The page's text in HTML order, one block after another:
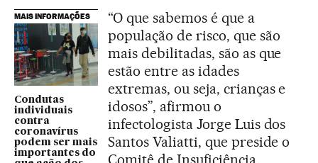
MAIS INFORMAÇÕES
Condutas
individuais
contra
coronavírus
podem ser mais
importantes do
“O que sabemos é que a
população de risco, que são
mais debilitadas, são as que
estão entre as idades
extremas, ou seja, crianças e
idosos”, afirmou o
infectologista Jorge Luis dos
Santos Valiatti, que preside o
Comitê de Insuficiência